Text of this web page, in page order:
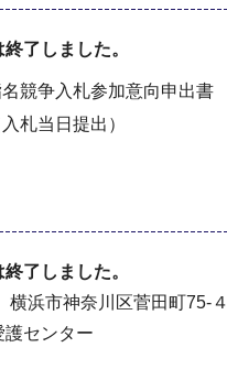
了しました。
競争入札参加意向申出書
札当日提出）
了しました。
浜市神奈川区菅田町75-４
護センター